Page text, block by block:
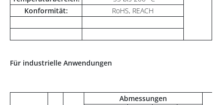
Konformität:
RoHS, REACH
Für industrielle Anwendungen
Abmessungen